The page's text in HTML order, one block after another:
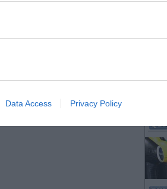
Data Access Privacy Policy